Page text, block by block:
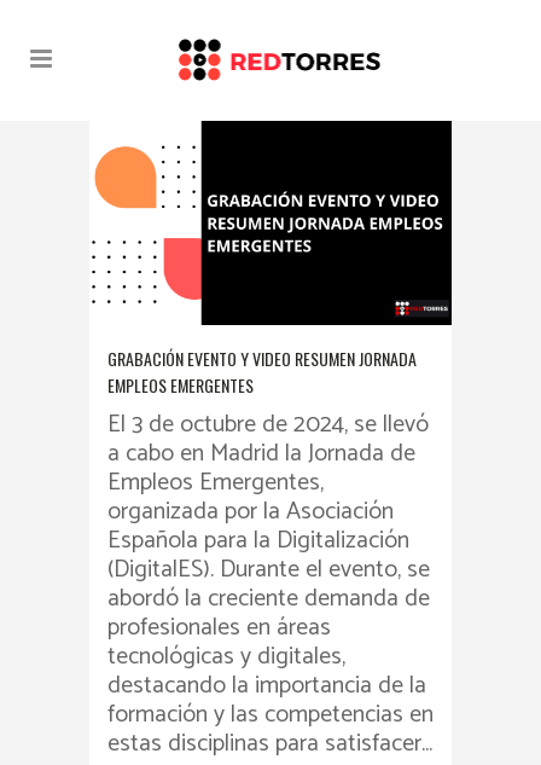
GRABACIÓN EVENTO Y VIDEO RESUMEN JORNADA
EMPLEOS EMERGENTES
El 3 de octubre de 2024, se llevó
a cabo en Madrid la Jornada de
Empleos Emergentes,
organizada por la Asociación
Española para la Digitalización
(DigitalES). Durante el evento, se
abordó la creciente demanda de
profesionales en áreas
tecnológicas y digitales,
destacando la importancia de la
formación y las competencias en
estas disciplinas para satisfacer...